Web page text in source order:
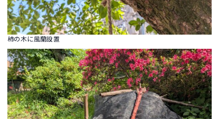
柿の木に風蘭設置